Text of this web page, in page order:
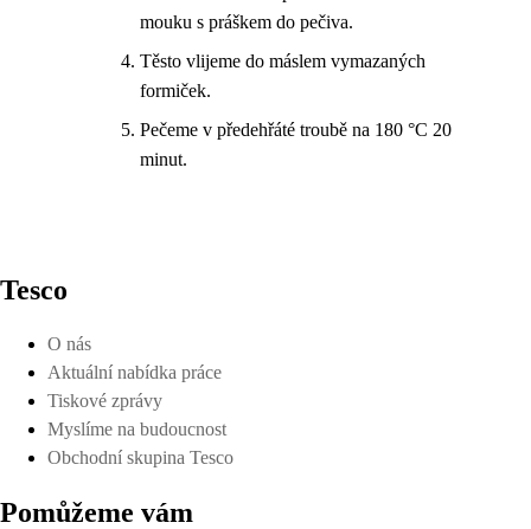
mouku s práškem do pečiva.
Těsto vlijeme do máslem vymazaných
formiček.
Pečeme v předehřáté troubě na 180 °C 20
minut.
Tesco
O nás
Aktuální nabídka práce
Tiskové zprávy
Myslíme na budoucnost
Obchodní skupina Tesco
Pomůžeme vám